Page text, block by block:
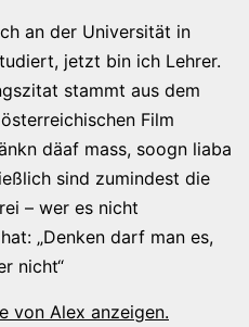
an der Universität in
jetzt bin ich Lehrer.
stammt aus dem
Film
däaf mass, soogn liaba
sind zumindest die
– wer es nicht
„Denken darf man es,
nicht“
von Alex anzeigen.